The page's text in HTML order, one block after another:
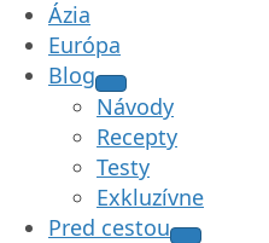
Ázia
Európa
Blog
Návody
Recepty
Testy
Exkluzívne
Pred cestou